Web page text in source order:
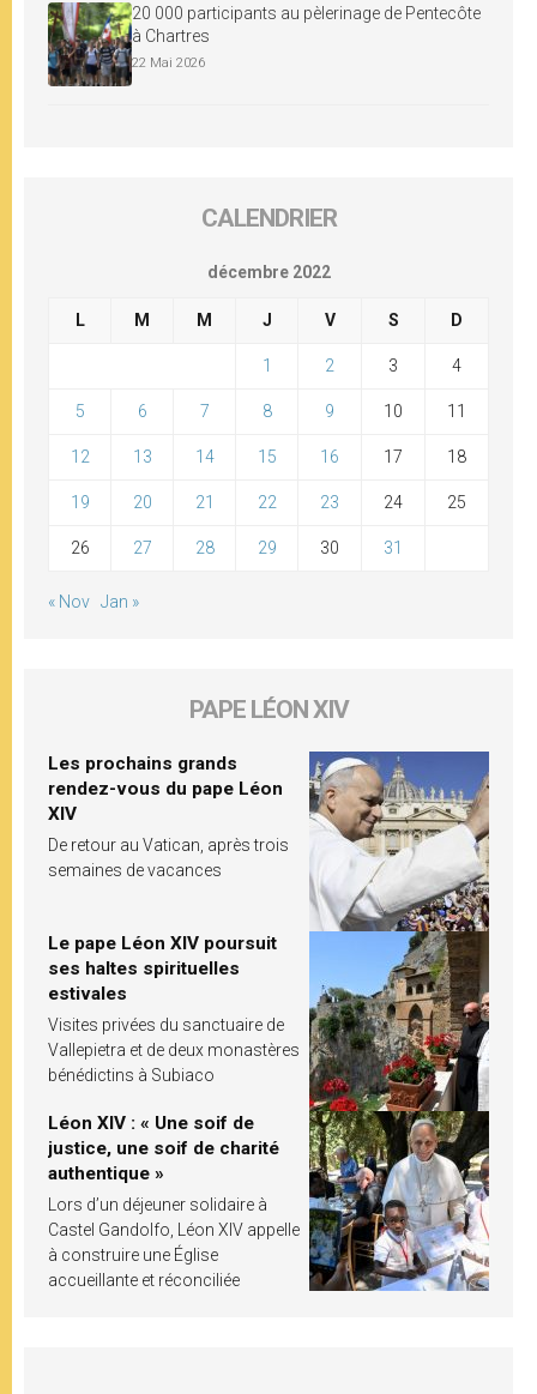
20 000 participants au pèlerinage de Pentecôte
à Chartres
22 Mai 2026
CALENDRIER
décembre 2022
L M M J V S D
1 2 3 4
5 6 7 8 9 10 11
12 13 14 15 16 17 18
19 20 21 22 23 24 25
26 27 28 29 30 31
« Nov Jan »
PAPE LÉON XIV
Les prochains grands
rendez-vous du pape Léon
XIV
De retour au Vatican, après trois
semaines de vacances
Le pape Léon XIV poursuit
ses haltes spirituelles
estivales
Visites privées du sanctuaire de
Vallepietra et de deux monastères
bénédictins à Subiaco
Léon XIV : « Une soif de
justice, une soif de charité
authentique »
Lors d’un déjeuner solidaire à
Castel Gandolfo, Léon XIV appelle
à construire une Église
accueillante et réconciliée